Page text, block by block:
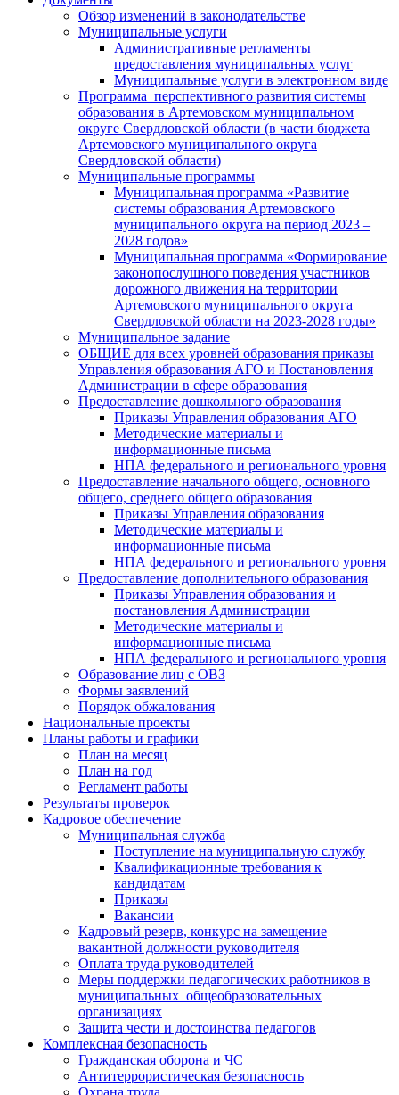
Обзор изменений в законодательстве
Муниципальные услуги
Административные регламенты
предоставления муниципальных услуг
Муниципальные услуги в электронном виде
Программа перспективного развития системы
образования в Артемовском муниципальном
округе Свердловской области (в части бюджета
Артемовского муниципального округа
Свердловской области)
Муниципальные программы
Муниципальная программа «Развитие
системы образования Артемовского
муниципального округа на период 2023 –
2028 годов»
Муниципальная программа «Формирование
законопослушного поведения участников
дорожного движения на территории
Артемовского муниципального округа
Свердловской области на 2023-2028 годы»
Муниципальное задание
ОБЩИЕ для всех уровней образования приказы
Управления образования АГО и Постановления
Администрации в сфере образования
Предоставление дошкольного образования
Приказы Управления образования АГО
Методические материалы и
информационные письма
НПА федерального и регионального уровня
Предоставление начального общего, основного
общего, среднего общего образования
Приказы Управления образования
Методические материалы и
информационные письма
НПА федерального и регионального уровня
Предоставление дополнительного образования
Приказы Управления образования и
постановления Администрации
Методические материалы и
информационные письма
НПА федерального и регионального уровня
Образование лиц с ОВЗ
Формы заявлений
Порядок обжалования
Национальные проекты
Планы работы и графики
План на месяц
План на год
Регламент работы
Результаты проверок
Кадровое обеспечение
Муниципальная служба
Поступление на муниципальную службу
Квалификационные требования к
кандидатам
Приказы
Вакансии
Кадровый резерв, конкурс на замещение
вакантной должности руководителя
Оплата труда руководителей
Меры поддержки педагогических работников в
муниципальных общеобразовательных
организациях
Защита чести и достоинства педагогов
Комплексная безопасность
Гражданская оборона и ЧС
Антитеррористическая безопасность